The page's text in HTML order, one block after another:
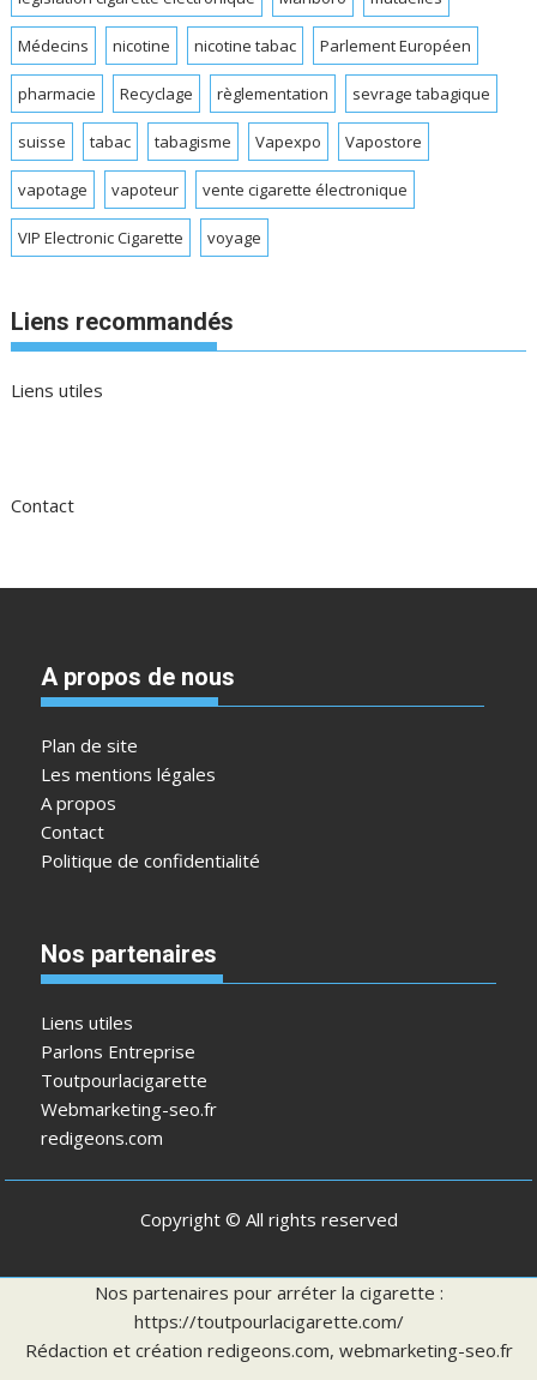
Médecins nicotine nicotine tabac Parlement Européen
pharmacie Recyclage règlementation sevrage tabagique
suisse tabac tabagisme Vapexpo Vapostore
vapotage vapoteur vente cigarette électronique
VIP Electronic Cigarette voyage
Liens recommandés
Liens utiles
Contact
A propos de nous
Plan de site
Les mentions légales
A propos
Contact
Politique de confidentialité
Nos partenaires
Liens utiles
Parlons Entreprise
Toutpourlacigarette
Webmarketing-seo.fr
redigeons.com
Copyright © All rights reserved
Nos partenaires pour arréter la cigarette :
https://toutpourlacigarette.com/
Rédaction et création redigeons.com, webmarketing-seo.fr